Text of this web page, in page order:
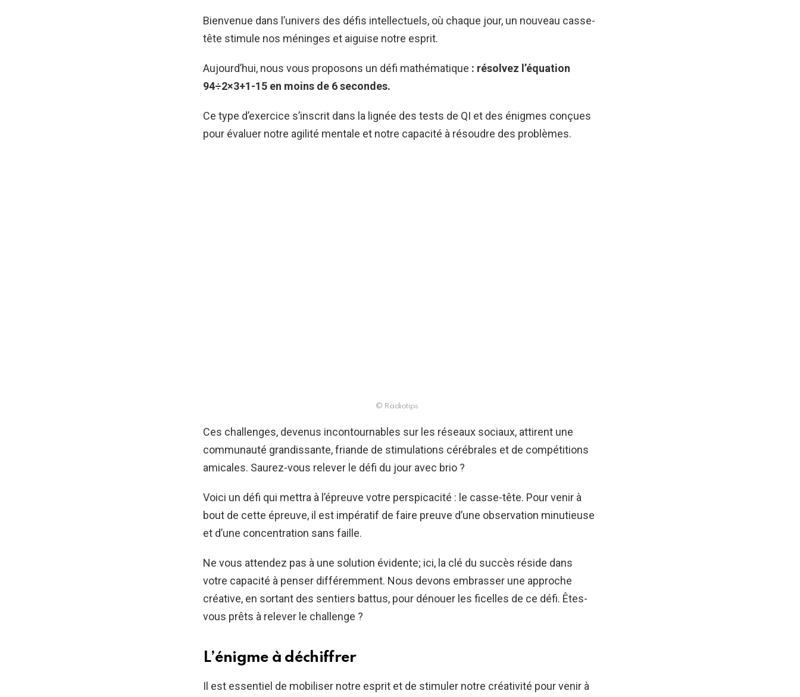
Bienvenue dans l’univers des défis intellectuels, où chaque jour, un nouveau casse-
tête stimule nos méninges et aiguise notre esprit.
Aujourd’hui, nous vous proposons un défi mathématique : résolvez l’équation
94÷2×3+1-15 en moins de 6 secondes.
Ce type d’exercice s’inscrit dans la lignée des tests de QI et des énigmes conçues
pour évaluer notre agilité mentale et notre capacité à résoudre des problèmes.
© Radiotips
Ces challenges, devenus incontournables sur les réseaux sociaux, attirent une
communauté grandissante, friande de stimulations cérébrales et de compétitions
amicales. Saurez-vous relever le défi du jour avec brio ?
Voici un défi qui mettra à l’épreuve votre perspicacité : le casse-tête. Pour venir à
bout de cette épreuve, il est impératif de faire preuve d’une observation minutieuse
et d’une concentration sans faille.
Ne vous attendez pas à une solution évidente; ici, la clé du succès réside dans
votre capacité à penser différemment. Nous devons embrasser une approche
créative, en sortant des sentiers battus, pour dénouer les ficelles de ce défi. Êtes-
vous prêts à relever le challenge ?
L’énigme à déchiffrer
Il est essentiel de mobiliser notre esprit et de stimuler notre créativité pour venir à